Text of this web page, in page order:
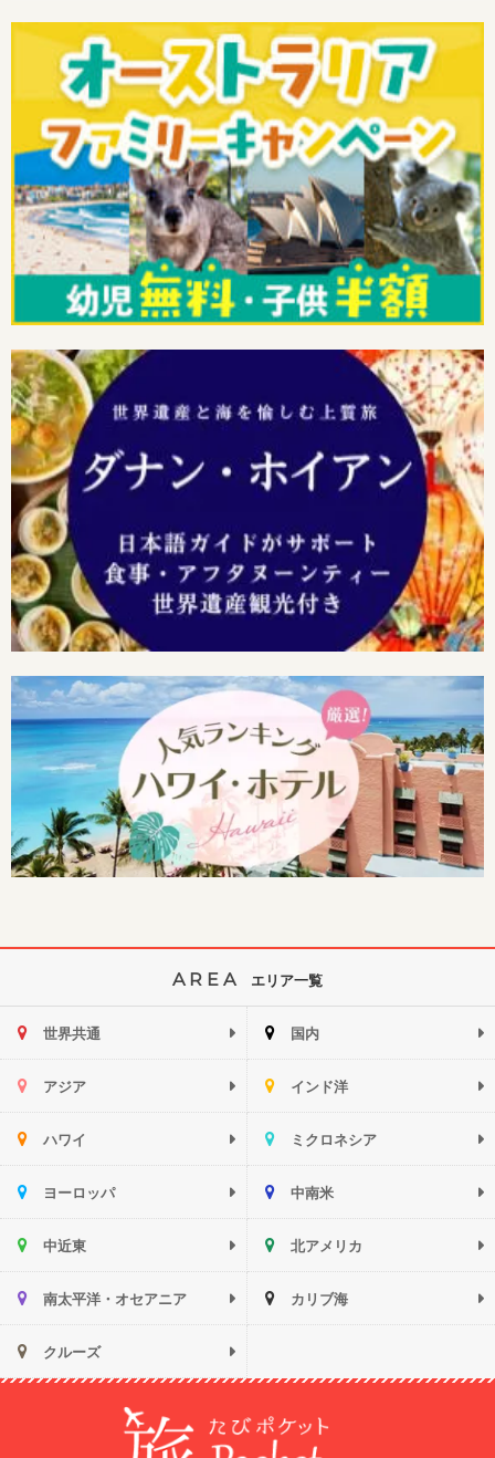
AREA エリア一覧
世界共通 国内
アジア インド洋
ハワイ ミクロネシア
ヨーロッパ 中南米
中近東 北アメリカ
南太平洋・オセアニア カリブ海
クルーズ